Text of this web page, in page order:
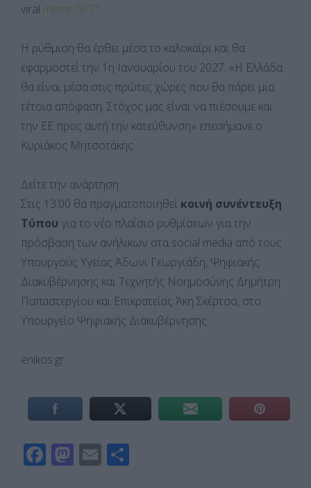
viral meme “6-7”.
Η ρύθμιση θα έρθει μέσα το καλοκαίρι και θα
εφαρμοστεί την 1η Ιανουαρίου του 2027. «Η Ελλάδα
θα είναι μέσα στις πρώτες χώρες που θα πάρει μια
τέτοια απόφαση. Στόχος μας είναι να πιέσουμε και
την ΕΕ προς αυτή την κατεύθυνση» επεσήμανε ο
Κυριάκος Μητσοτάκης.
Δείτε την ανάρτηση
Στις 13:00 θα πραγματοποιηθεί κοινή συνέντευξη
Τύπου για το νέο πλαίσιο ρυθμίσεων για την
πρόσβαση των ανήλικων στα social media από τους
Υπουργούς Υγείας Άδωνι Γεωργιάδη, Ψηφιακής
Διακυβέρνησης και Τεχνητής Νοημοσύνης Δημήτρη
Παπαστεργίου και Επικρατείας Άκη Σκέρτσο, στο
Υπουργείο Ψηφιακής Διακυβέρνησης.
enikos.gr
F M E